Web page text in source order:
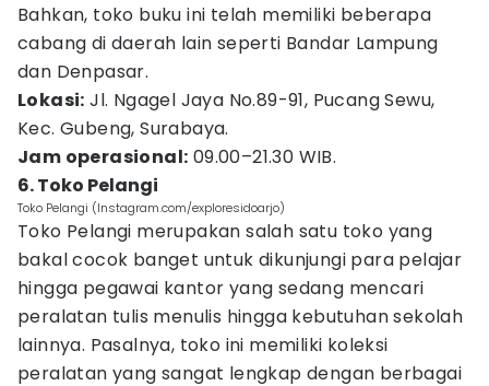
Bahkan, toko buku ini telah memiliki beberapa
cabang di daerah lain seperti Bandar Lampung
dan Denpasar.
Lokasi: Jl. Ngagel Jaya No.89-91, Pucang Sewu,
Kec. Gubeng, Surabaya.
Jam operasional: 09.00–21.30 WIB.
6. Toko Pelangi
Toko Pelangi (Instagram.com/exploresidoarjo)
Toko Pelangi merupakan salah satu toko yang
bakal cocok banget untuk dikunjungi para pelajar
hingga pegawai kantor yang sedang mencari
peralatan tulis menulis hingga kebutuhan sekolah
lainnya. Pasalnya, toko ini memiliki koleksi
peralatan yang sangat lengkap dengan berbagai